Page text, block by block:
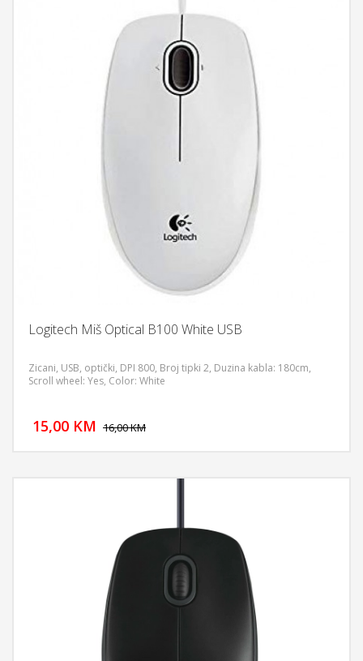
Logitech Miš Optical B100 White USB
Zicani, USB, optički, DPI 800, Broj tipki 2, Duzina kabla: 180cm,
Scroll wheel: Yes, Color: White
15,00 KM 16,00 KM